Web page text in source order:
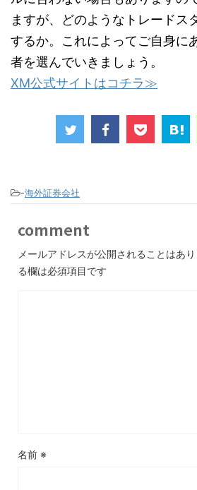
ますが、どのようなトレードス
するか。これによってご自身に
者を選んでいきましょう。
XM公式サイトはコチラ≫
-海外証券会社
comment
メールアドレスが公開されることはあり
る欄は必須項目です
名前 ※